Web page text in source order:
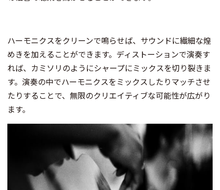
ハーモニクスをクリーンで鳴らせば、サウンドに繊細な煌
めきを加えることができます。ディストーションで演奏す
れば、カミソリのようにシャープにミックスを切り裂きま
す。演奏の中でハーモニクスをミックスしたりマッチさせ
たりすることで、無限のクリエイティブな可能性が広がり
ます。